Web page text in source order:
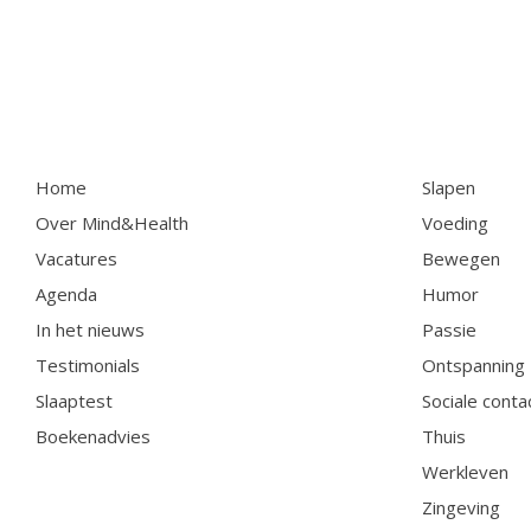
Home
Over Mind&Health
Vacatures
Agenda
In het nieuws
Testimonials
Slaaptest
Boekenadvies
Slapen
Voeding
Bewegen
Humor
Passie
Ontspanning
Sociale
Thuis
Werkleven
Zingeving